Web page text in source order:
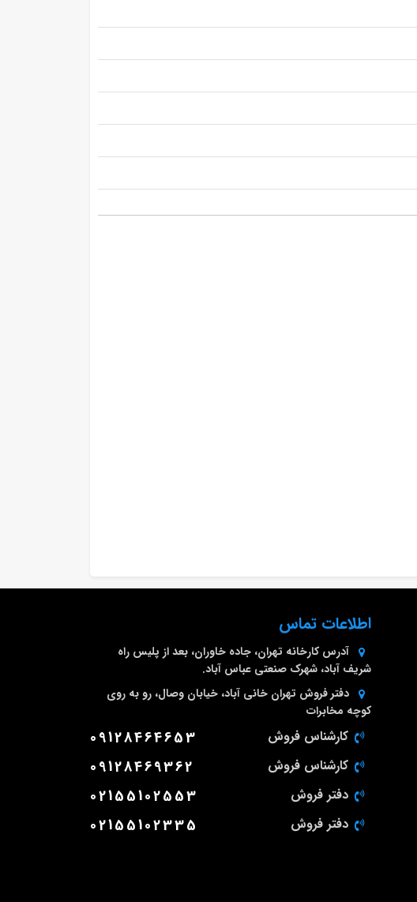
اطلاعات تماس
آدرس کارخانه تهران، جاده خاوران، بعد از پلیس راه
شریف آباد، شهرک صنعتی عباس آباد.
دفتر فروش تهران خانی آباد، خیابان وصال، رو به روی
کوچه مخابرات
کارشناس فروش 09128464653
کارشناس فروش 09128469362
دفتر فروش 02155102553
دفتر فروش 02155102335